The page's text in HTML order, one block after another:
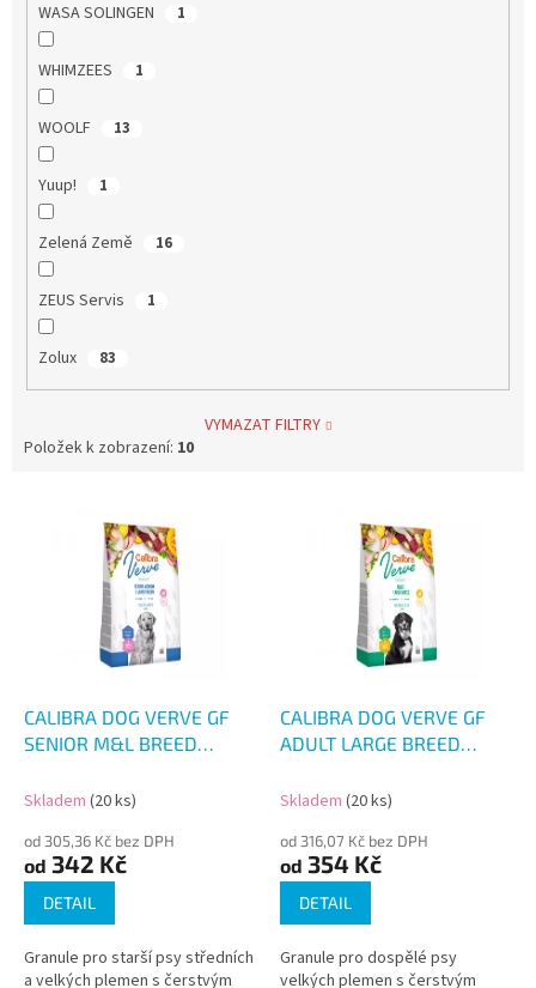
WASA SOLINGEN 1
WHIMZEES 1
WOOLF 13
Yuup! 1
Zelená Země 16
ZEUS Servis 1
Zolux 83
VYMAZAT FILTRY
Položek k zobrazení: 10
CALIBRA DOG VERVE GF
SENIOR M&L BREED
Skladem (20 ks)
od 305,36 Kč bez DPH
od 342 Kč
DETAIL
Granule pro starší psy středních
a velkých plemen s čerstvým
CALIBRA DOG VERVE GF
ADULT LARGE BREED
Skladem (20 ks)
od 316,07 Kč bez DPH
od 354 Kč
DETAIL
Granule pro dospělé psy
velkých plemen s čerstvým